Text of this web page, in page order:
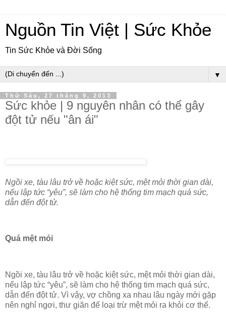
Nguồn Tin Việt | Sức Khỏe
Tin Sức Khỏe và Đời Sống
▼
Thứ Sáu, 27 tháng 9, 2013
Sức khỏe | 9 nguyên nhân có thể gây
đột tử nếu "ân ái"
Ngồi xe, tàu lâu trở về hoặc kiệt sức, mệt mỏi thời gian dài,
nếu lập tức “yêu”, sẽ làm cho hệ thống tim mạch quá sức,
dẫn đến đột tử.
Quá mệt mỏi
Ngồi xe, tàu lâu trở về hoặc kiệt sức, mệt mỏi thời gian dài,
nếu lập tức “yêu”, sẽ làm cho hệ thống tim mạch quá sức,
dẫn đến đột tử. Vì vậy, vợ chồng xa nhau lâu ngày mới gặp
nên nghỉ ngơi, thư giãn để loại trừ mệt mỏi ra khỏi cơ thể.